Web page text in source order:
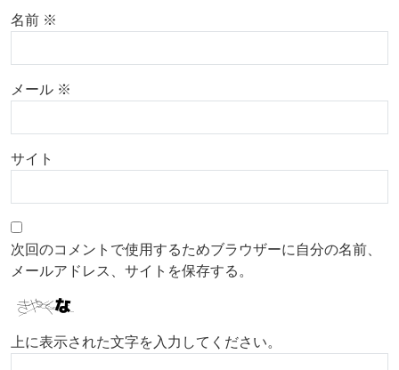
名前 ※
メール ※
サイト
次回のコメントで使用するためブラウザーに自分の名前、
メールアドレス、サイトを保存する。
上に表示された文字を入力してください。